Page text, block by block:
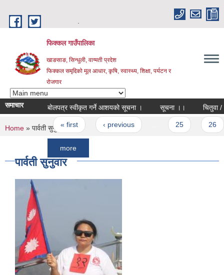
फिक्कल गाउँपालिका
खाङसाङ, सिन्धुली, वाग्मती प्रदेश
फिक्कल समृद्दिको मूल आधार, कृषि, स्वास्थ्य, शिक्षा, पर्यटन र
रोजगार
समाचार बोलपत्र स्वीकृत गर्ने आशयको सूचना । सूचना ।। चितुवा /
Pages
« first ‹ previous …
You are here
Home » पार्वती सुनुवार
पार्वती सुनुवार